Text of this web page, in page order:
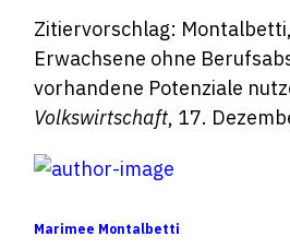
Zitiervorschlag:
Erwachsene ohne
vorhandene Potenziale
Volkswirtschaft, 17.
Marimee Montalbetti